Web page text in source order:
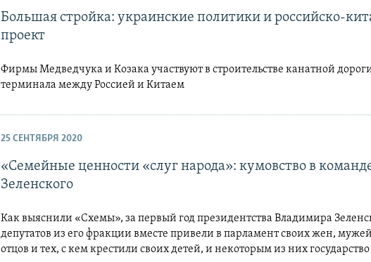
Большая стройка: украинские политики и российско-
проект
Фирмы Медведчука и Козака участвуют в строительстве канатной
терминала между Россией и Китаем
25 СЕНТЯБРЯ 2020
«Семейные ценности «слуг народа»: кумовство в
Зеленского
Как выяснили «Схемы», за первый год президентства Владимира
депутатов из его фракции вместе привели в парламент своих жен,
отцов и тех, с кем крестили своих детей, и некоторым из них